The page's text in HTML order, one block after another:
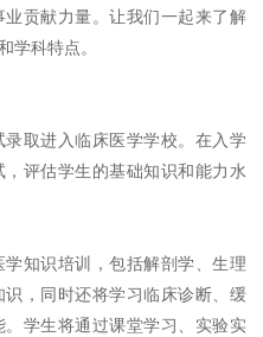
贡献力量。让我们一起来了解
学科特点。
取进入临床医学学校。在入学
评估学生的基础知识和能力水
知识培训，包括解剖学、生理
，同时还将学习临床诊断、缓
学生将通过课堂学习、实验实